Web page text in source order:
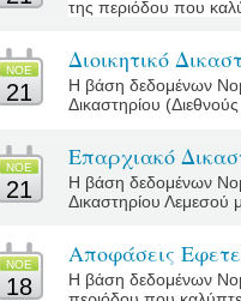
της περιόδου που
ΝΟΕ
21
Διοικητικό
Η βάση δεδομένων
Δικαστηρίου
ΝΟΕ
21
Επαρχιακό
Η βάση δεδομένων
Δικαστηρίου Λεμεσού
ΝΟΕ
18
Αποφάσεις
Η βάση δεδομένων